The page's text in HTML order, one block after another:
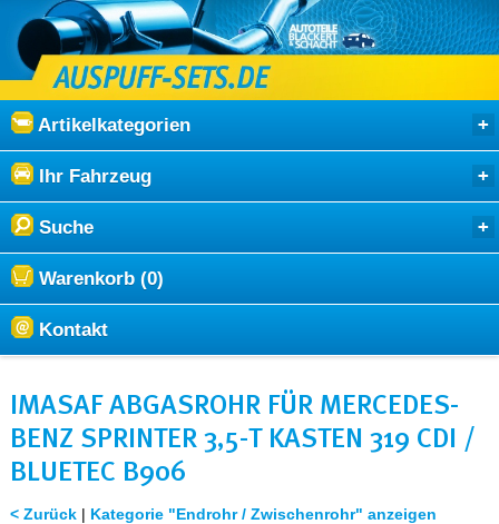
Artikelkategorien
Ihr Fahrzeug
Suche
Warenkorb (0)
Kontakt
IMASAF ABGASROHR FÜR MERCEDES-
BENZ SPRINTER 3,5-T KASTEN 319 CDI /
BLUETEC B906
< Zurück| Kategorie "Endrohr / Zwischenrohr" anzeigen